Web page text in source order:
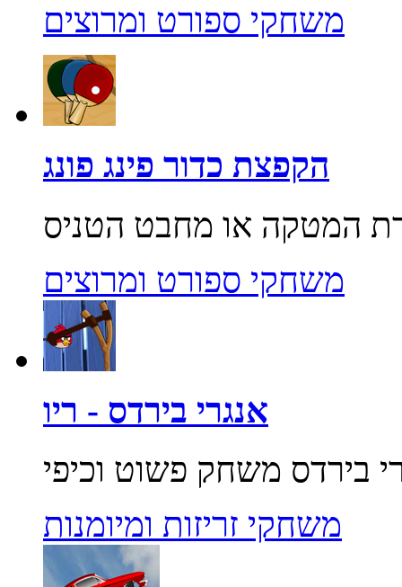
משחקי ספורט ומרוצים
הקפצת כדור פינג פונג
משחקי ספורט ומרוצים
אנגרי בירדס - ריו
משחקי זריזות ומיומנות